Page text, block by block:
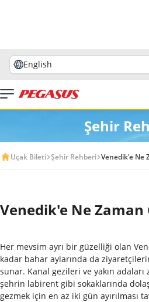
English
Şehir
Uçak Bileti Şehir Rehberi Venedik'e Ne
Venedik'e Ne Zaman
Her mevsim ayrı bir güzelliği olan
kadar bahar aylarında da
sunar. Kanal gezileri ve yakın adaları
şehrin labirent gibi sokaklarında
gezmek için en az iki gün ayırılması